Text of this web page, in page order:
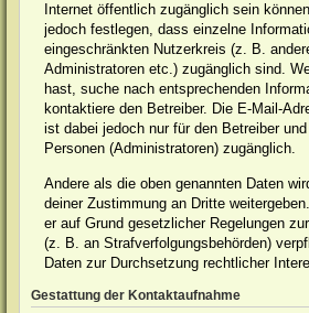
Internet öffentlich zugänglich sein
jedoch festlegen, dass einzelne
eingeschränkten Nutzerkreis (z. B.
Administratoren etc.) zugänglich sind.
hast, suche nach entsprechenden
kontaktiere den Betreiber. Die E-Mail-
ist dabei jedoch nur für den Betreiber
Personen (Administratoren) zugänglich.
Andere als die oben genannten Daten
deiner Zustimmung an Dritte
er auf Grund gesetzlicher Regelungen
(z. B. an Strafverfolgungsbehörden)
Daten zur Durchsetzung rechtlicher
Gestattung der Kontaktaufnahme